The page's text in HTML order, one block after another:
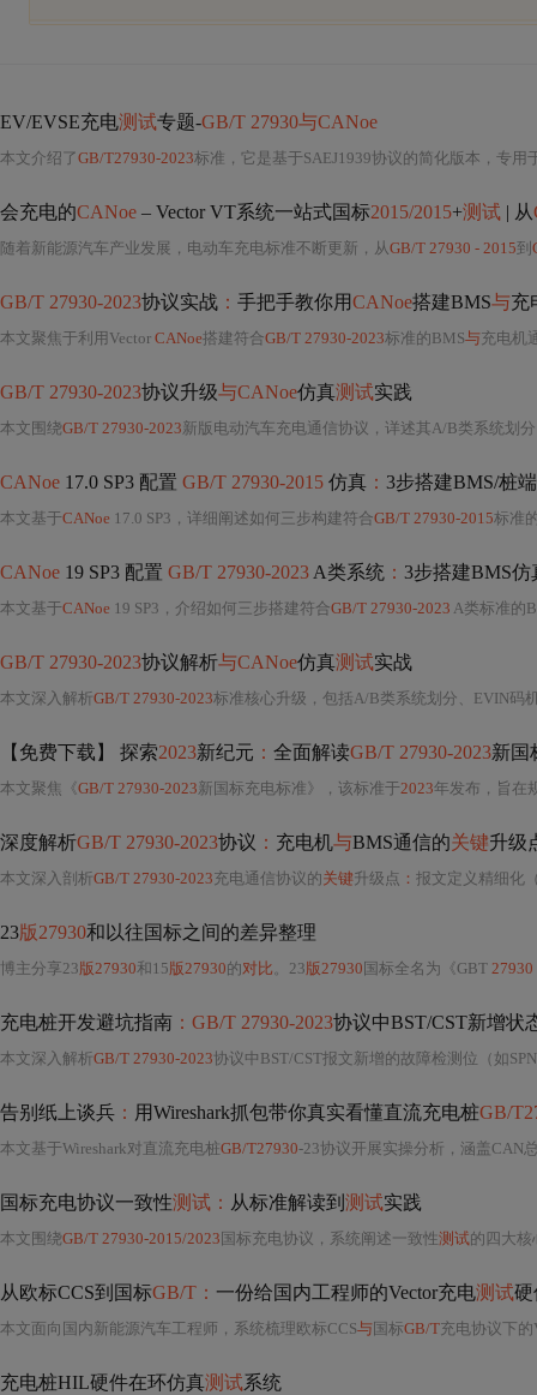
EV/EVSE充电测试专题-GB/T 27930与CANoe
本文介绍了GB/T27930-2023标准，它是基于SAEJ1939协议的简化版本，专用于电动汽车充电
会充电的CANoe – Vector VT系统一站式国标2015/2015+测试 | 从
随着新能源汽车产业发展，电动车充电标准不断更新，从GB/T 27930 - 2015到
GB/T 27930-2023协议实战 ： 手把手教你用CANoe搭建BMS与充
本文聚焦于利用Vector CANoe搭建符合GB/T 27930-2023标准的BMS与充电机
GB/T 27930-2023协议升级与CANoe仿真测试实践
本文围绕GB/T 27930-2023新版电动汽车充电通信协议，详述其A/B类系统划
CANoe 17.0 SP3 配置 GB/T 27930-2015 仿真 ： 3步搭建BMS/桩端
本文基于CANoe 17.0 SP3，详细阐述如何三步构建符合GB/T 27930-2015标准
CANoe 19 SP3 配置 GB/T 27930-2023 A类系统 ： 3步搭建BMS仿
本文基于CANoe 19 SP3，介绍如何三步搭建符合GB/T 27930-2023 A类标准的
GB/T 27930-2023协议解析与CANoe仿真测试实战
本文深入解析GB/T 27930-2023标准核心升级，包括A/B类系统划分、EVIN码
【免费下载】 探索2023新纪元 ： 全面解读GB/T 27930-2023新国
本文聚焦《GB/T 27930-2023新国标充电标准》，该标准于2023年发布，旨在规范国内快充技术。它升级了快充
深度解析GB/T 27930-2023协议 ： 充电机与BMS通信的关键升级
本文深入剖析GB/T 27930-2023充电通信协议的关键升级点 ： 报文定义精细化
23版27930和以往国标之间的差异整理
博主分享23 版27930和15 版27930的对比。23 版27930 国标全名为《GBT 27930
充电桩开发避坑指南 ：GB/T 27930-2023协议中BST/CST新增状
本文深入解析GB/T 27930-2023协议中BST/CST报文新增的故障检测位（如SPN3513参数不匹配位、SPN3522预充/自检故障位）对充电桩硬件设计的影响，涵盖信号采集
告别纸上谈兵 ： 用Wireshark抓包带你真实看懂直流充电桩GB/
本文基于Wireshark对直流充电桩GB/T27930-23协议开展实操分析，涵盖CAN总线数据捕获配置、充电
国标充电协议一致性测试： 从标准解读到 测试实践
本文围绕GB/T 27930-2015/2023 国标充电协议，系统阐述一致性测试的四大核
从欧标CCS到国标GB/T： 一份给国内工程师的Vector充电测试硬
本文面向国内新能源汽车工程师，系统梳理欧标CCS与国标GB/T充电协议下的Vector硬件选型逻辑。重点涵盖
充电桩HIL硬件在环仿真测试系统